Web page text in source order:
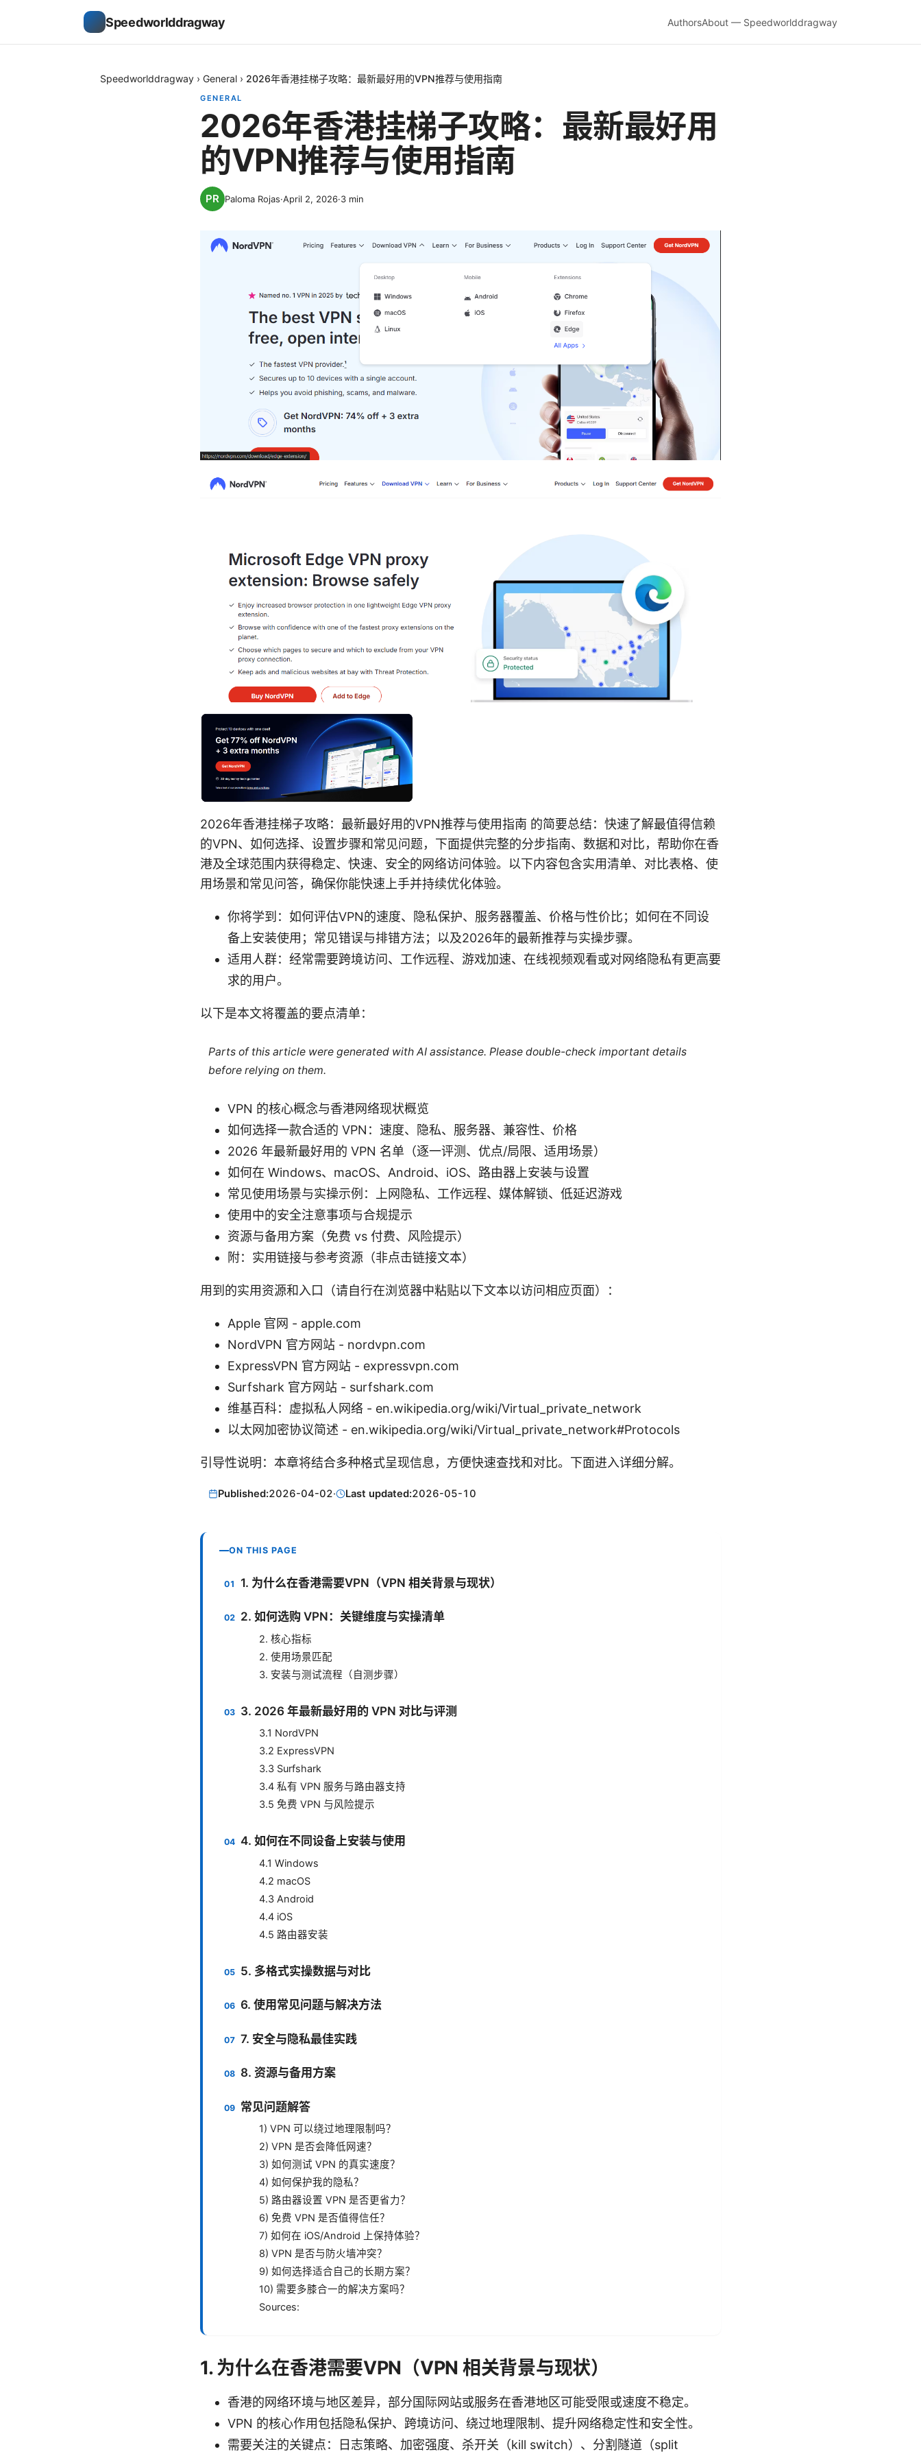
Speedworlddragway AuthorsAbout — Speedworlddragway
Speedworlddragway › General › 2026年香港挂梯子攻略：最新最好用的VPN推荐与使用指南
GENERAL
2026年香港挂梯子攻略：最新最好用
的VPN推荐与使用指南
Paloma Rojas·April 2, 2026·3 min
2026年香港挂梯子攻略：最新最好用的VPN推荐与使用指南 的简要总结：快速了解最值得信赖
的VPN、如何选择、设置步骤和常见问题，下面提供完整的分步指南、数据和对比，帮助你在香
港及全球范围内获得稳定、快速、安全的网络访问体验。以下内容包含实用清单、对比表格、使
用场景和常见问答，确保你能快速上手并持续优化体验。
你将学到：如何评估VPN的速度、隐私保护、服务器覆盖、价格与性价比；如何在不同设
备上安装使用；常见错误与排错方法；以及2026年的最新推荐与实操步骤。
适用人群：经常需要跨境访问、工作远程、游戏加速、在线视频观看或对网络隐私有更高要
求的用户。
以下是本文将覆盖的要点清单：
Parts of this article were generated with AI assistance. Please double-check important details
before relying on them.
VPN 的核心概念与香港网络现状概览
如何选择一款合适的 VPN：速度、隐私、服务器、兼容性、价格
2026 年最新最好用的 VPN 名单（逐一评测、优点/局限、适用场景）
如何在 Windows、macOS、Android、iOS、路由器上安装与设置
常见使用场景与实操示例：上网隐私、工作远程、媒体解锁、低延迟游戏
使用中的安全注意事项与合规提示
资源与备用方案（免费 vs 付费、风险提示）
附：实用链接与参考资源（非点击链接文本）
用到的实用资源和入口（请自行在浏览器中粘贴以下文本以访问相应页面）：
Apple 官网 - apple.com
NordVPN 官方网站 - nordvpn.com
ExpressVPN 官方网站 - expressvpn.com
Surfshark 官方网站 - surfshark.com
维基百科：虚拟私人网络 - en.wikipedia.org/wiki/Virtual_private_network
以太网加密协议简述 - en.wikipedia.org/wiki/Virtual_private_network#Protocols
引导性说明：本章将结合多种格式呈现信息，方便快速查找和对比。下面进入详细分解。
Published:2026-04-02· Last updated:2026-05-10
ON THIS PAGE
1. 为什么在香港需要VPN（VPN 相关背景与现状）
2. 如何选购 VPN：关键维度与实操清单
2. 核心指标
2. 使用场景匹配
3. 安装与测试流程（自测步骤）
3. 2026 年最新最好用的 VPN 对比与评测
3.1 NordVPN
3.2 ExpressVPN
3.3 Surfshark
3.4 私有 VPN 服务与路由器支持
3.5 免费 VPN 与风险提示
4. 如何在不同设备上安装与使用
4.1 Windows
4.2 macOS
4.3 Android
4.4 iOS
4.5 路由器安装
5. 多格式实操数据与对比
6. 使用常见问题与解决方法
7. 安全与隐私最佳实践
8. 资源与备用方案
常见问题解答
1) VPN 可以绕过地理限制吗？
2) VPN 是否会降低网速？
3) 如何测试 VPN 的真实速度？
4) 如何保护我的隐私？
5) 路由器设置 VPN 是否更省力？
6) 免费 VPN 是否值得信任？
7) 如何在 iOS/Android 上保持体验？
8) VPN 是否与防火墙冲突？
9) 如何选择适合自己的长期方案？
10) 需要多膝合一的解决方案吗？
Sources:
1. 为什么在香港需要VPN（VPN 相关背景与现状）
香港的网络环境与地区差异，部分国际网站或服务在香港地区可能受限或速度不稳定。
VPN 的核心作用包括隐私保护、跨境访问、绕过地理限制、提升网络稳定性和安全性。
需要关注的关键点：日志策略、加密强度、杀开关（kill switch）、分割隧道（split